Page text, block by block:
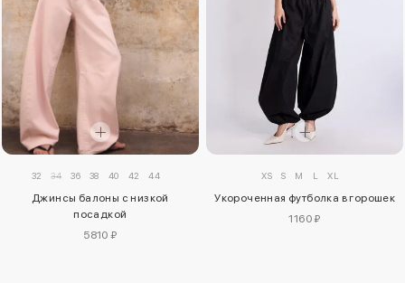
32 34 36 38 40 42 44
Джинсы балоны с низкой
посадкой
5810 ₽
XS S M L XL
Укороченная футболка в горошек
1160 ₽